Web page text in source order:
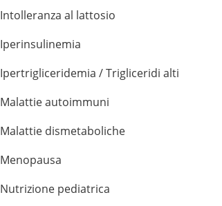
Intolleranza al lattosio
Iperinsulinemia
Ipertrigliceridemia / Trigliceridi alti
Malattie autoimmuni
Malattie dismetaboliche
Menopausa
Nutrizione pediatrica